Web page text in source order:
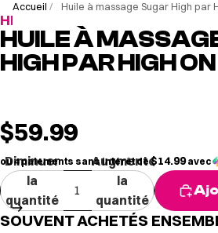
Accueil / Huile à massage Sugar High par
HIGHONLOVE
HUILE À
HIGH PAR HIGH
$59.99
ou 4 paiements sans intérêt de$14.99avec
Diminuer
la
quantité
Augmenter
la
quantité
SOUVENT ACHETÉS